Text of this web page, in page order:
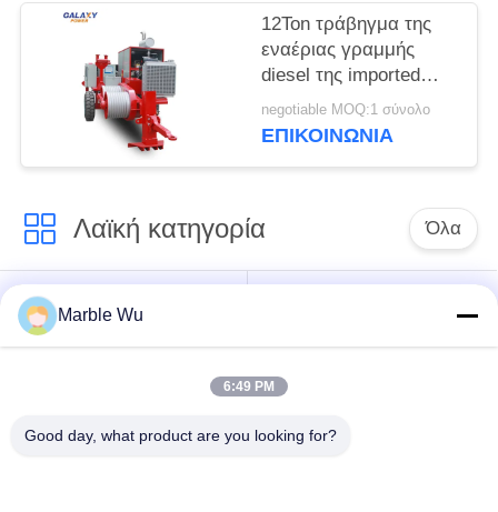
12Ton τράβηγμα της
εναέριας γραμμής
diesel της imported
καλωδίων που δένει
με σπάγγο τον
negotiable MOQ:1 σύνολο
ΕΠΙΚΟΙΝΩΝΊΑ
Λαϊκή κατηγορία Όλα
εξοπλισμός
γραμμών μετάδοσης
με σπάγγο τον
μετάδοσης
Marble Wu
6:49 PM
Good day, what product are you looking for?